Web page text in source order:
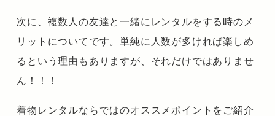
次に、複数人の友達と一緒にレンタルをする時のメ
リットについてです。単純に人数が多ければ楽しめ
るという理由もありますが、それだけではありませ
ん！！！
着物レンタルならではのオススメポイントをご紹介